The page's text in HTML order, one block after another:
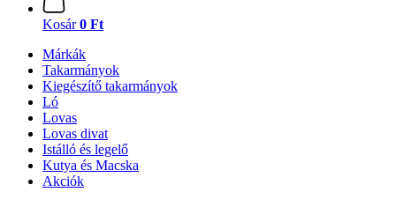
Kosár 0 Ft
Márkák
Takarmányok
Kiegészítő takarmányok
Ló
Lovas
Lovas divat
Istálló és legelő
Kutya és Macska
Akciók